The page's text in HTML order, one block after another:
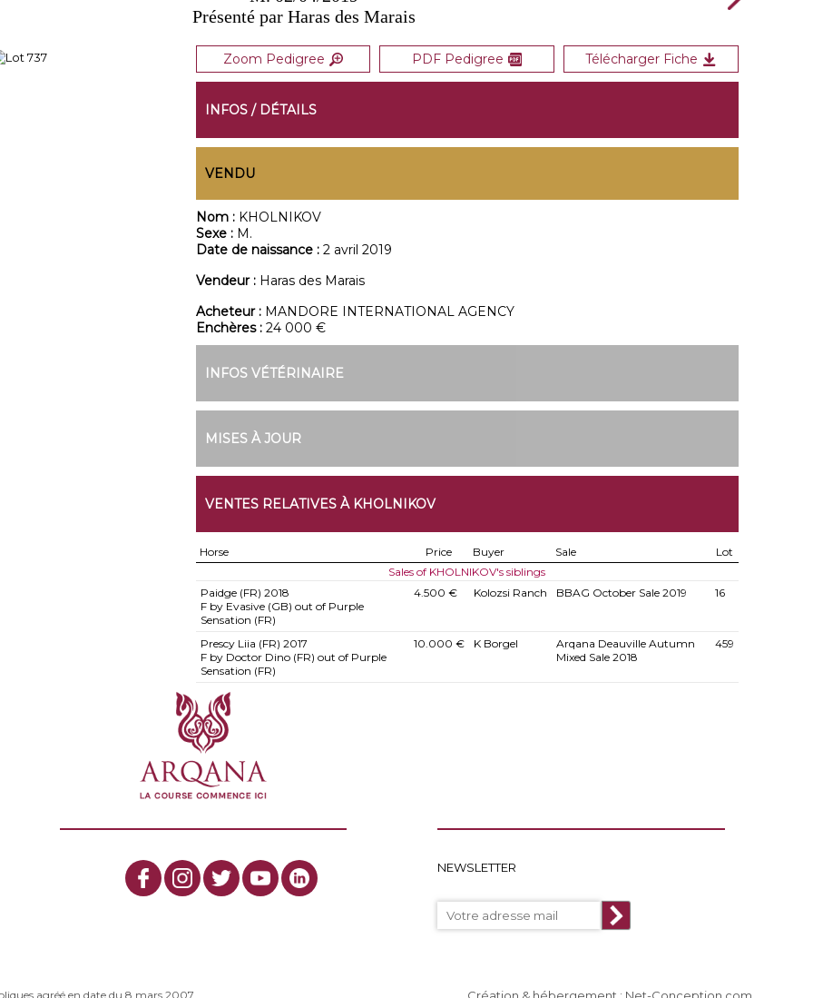
Présenté par Haras des Marais
Zoom Pedigree PDF Pedigree Télécharger Fiche
INFOS / DÉTAILS
VENDU
Nom : KHOLNIKOV
Sexe : M.
Date de naissance : 2 avril 2019
Vendeur : Haras des Marais
Acheteur : MANDORE INTERNATIONAL AGENCY
Enchères : 24 000 €
INFOS VÉTÉRINAIRE
MISES À JOUR
VENTES RELATIVES À KHOLNIKOV
Horse Price Buyer Sale
Lot
Sales of KHOLNIKOV's siblings
Paidge (FR) 2018
F by Evasive (GB) out of Purple
Sensation (FR)
4.500 € Kolozsi Ranch BBAG October Sale 2019 16
Prescy Liia (FR) 2017
F by Doctor Dino (FR) out of Purple
Sensation (FR)
10.000 € K Borgel
Arqana Deauville Autumn
Mixed Sale 2018
459
NEWSLETTER
agréé en date du 8 mars 2007